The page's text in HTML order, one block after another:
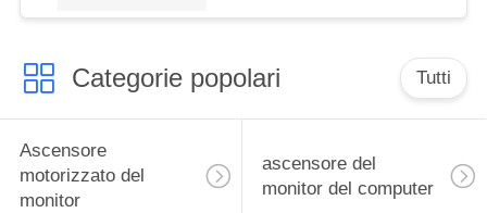
Categorie popolari Tutti
Ascensore
motorizzato del
monitor
ascensore del
monitor del computer